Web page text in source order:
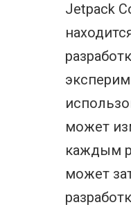
Jetpack
может
каждым
может